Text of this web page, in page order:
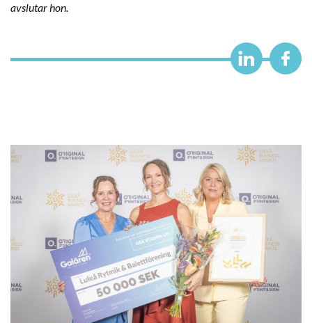
avslutar hon.